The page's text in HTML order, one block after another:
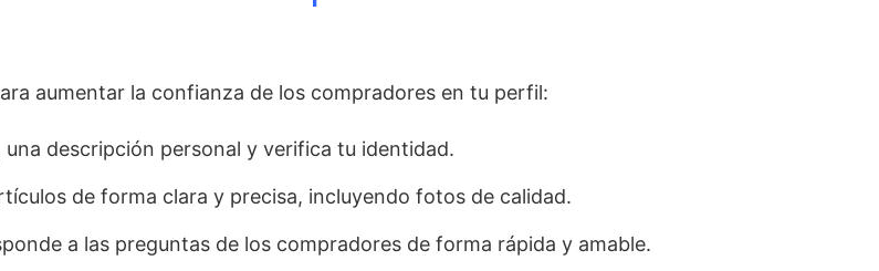
aumentar la confianza de los compradores en tu perfil:
descripción personal y verifica tu identidad.
de forma clara y precisa, incluyendo fotos de calidad.
a las preguntas de los compradores de forma rápida y amable.